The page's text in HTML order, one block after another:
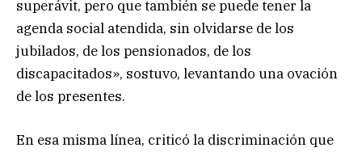
superávit, pero que también se puede tener la
agenda social atendida, sin olvidarse de los
jubilados, de los pensionados, de los
discapacitados», sostuvo, levantando una ovación
de los presentes.
En esa misma línea, criticó la discriminación que